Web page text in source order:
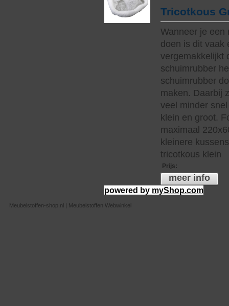
Tricotkous
Wanneer je een
doen is dit vaak
vergemakkelijkt
schuimrubber
schuimrubber
maken. Daarbij
veel minder
klein en groot.
maximaal
kleinere
tricotkous klein
Prijs:
meer info
powered by myShop.com
Meubelstoffen-shop.nl | Meubelstoffen Webwinkel